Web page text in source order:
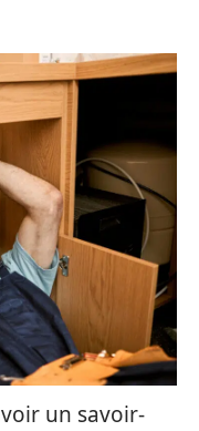
un savoir-